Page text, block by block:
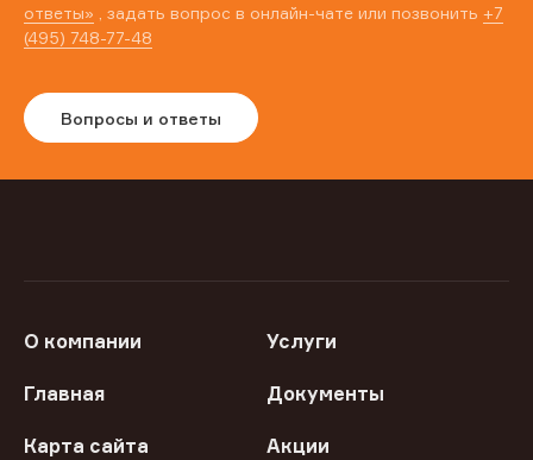
ответы» , задать вопрос в онлайн-чате или позвонить +7
(495) 748-77-48
Вопросы и ответы
О компании Услуги
Главная Документы
Карта сайта Акции